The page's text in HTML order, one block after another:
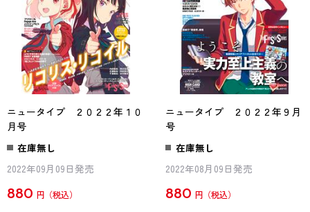
ニュータイプ ２０２２年１０
月号
在庫無し
2022年09月09日発売
880 円
ニュータイプ ２０２２年９月
号
在庫無し
2022年08月09日発売
880 円